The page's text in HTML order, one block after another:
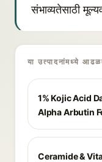
संभाव्यतेसाठी
या उत्पादनांमध्ये
1% Kojic Acid
Alpha Arbutin
Ceramide &